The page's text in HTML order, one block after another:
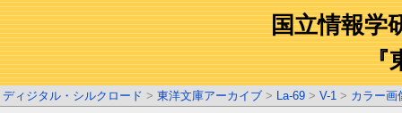
国立情報学
『
ディジタル・シルクロード > 東洋文庫アーカイブ > La-69 > V-1 > カラー画